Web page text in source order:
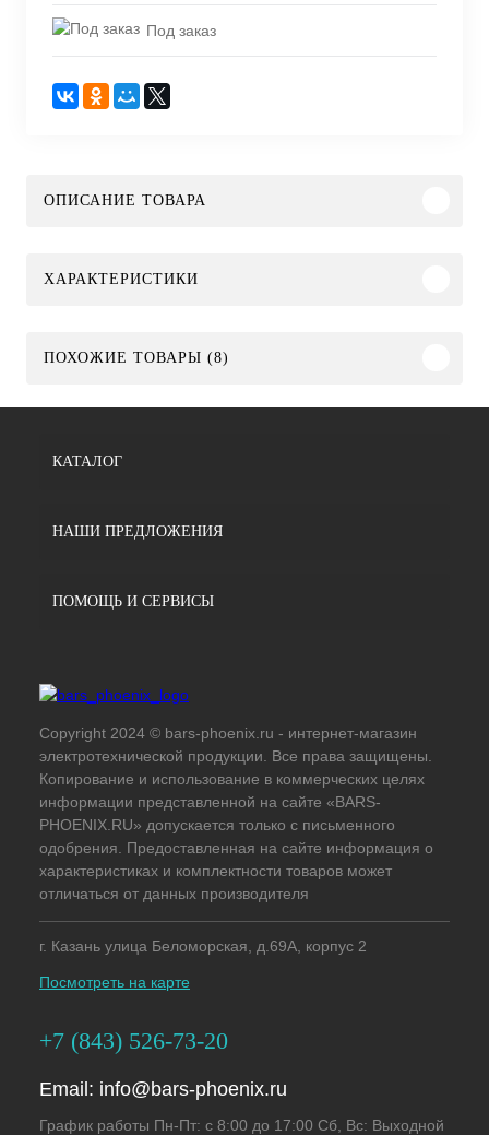
Под заказ
ОПИСАНИЕ ТОВАРА
ХАРАКТЕРИСТИКИ
ПОХОЖИЕ ТОВАРЫ (8)
КАТАЛОГ
НАШИ ПРЕДЛОЖЕНИЯ
ПОМОЩЬ И СЕРВИСЫ
Copyright 2024 © bars-phoenix.ru - интернет-магазин
электротехнической продукции. Все права защищены.
Копирование и использование в коммерческих целях
информации представленной на сайте «BARS-
PHOENIX.RU» допускается только с письменного
одобрения. Предоставленная на сайте информация о
характеристиках и комплектности товаров может
отличаться от данных производителя
г. Казань улица Беломорская, д.69А, корпус 2
Посмотреть на карте
+7 (843) 526-73-20
Email: info@bars-phoenix.ru
График работы Пн-Пт: с 8:00 до 17:00 Сб, Вс: Выходной